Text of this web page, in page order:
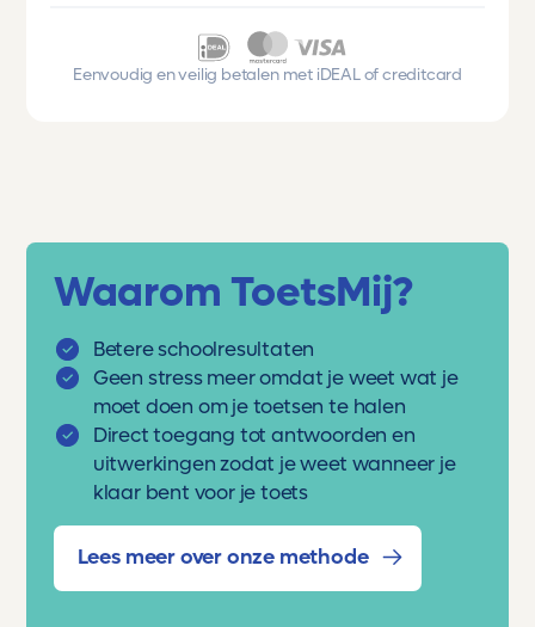
Eenvoudig en veilig betalen met iDEAL of creditcard
Waarom ToetsMij?
Betere schoolresultaten
Geen stress meer omdat je weet wat je
moet doen om je toetsen te halen
Direct toegang tot antwoorden en
uitwerkingen zodat je weet wanneer je
klaar bent voor je toets
Lees meer over onze methode